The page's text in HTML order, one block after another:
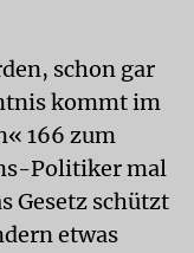
schon gar
kommt im
166 zum
Politiker mal
Gesetz schützt
etwas